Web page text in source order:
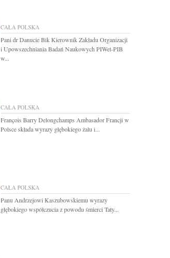
CAŁA POLSKA
Pani dr Danucie Bik Kierownik Zakładu Organizacji
i Upowszechniania Badań Naukowych PIWet-PIB
w...
CAŁA POLSKA
François Barry Delongchamps Ambasador Francji w
Polsce składa wyrazy głębokiego żalu i...
CAŁA POLSKA
Panu Andrzejowi Kaszubowskiemu wyrazy
głębokiego współczucia z powodu śmierci Taty...